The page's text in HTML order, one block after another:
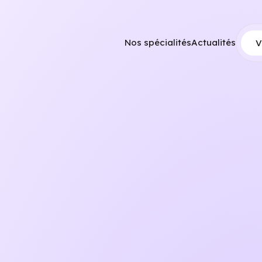
Nos spécialitésActualités